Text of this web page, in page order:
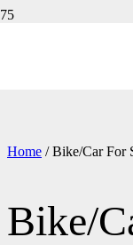
Home / Bike/Car For
Bike/